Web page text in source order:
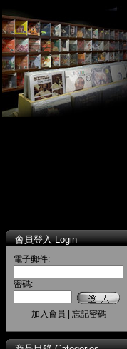
會員登入 Login
電子郵件:
密碼:
加入會員 忘記密碼